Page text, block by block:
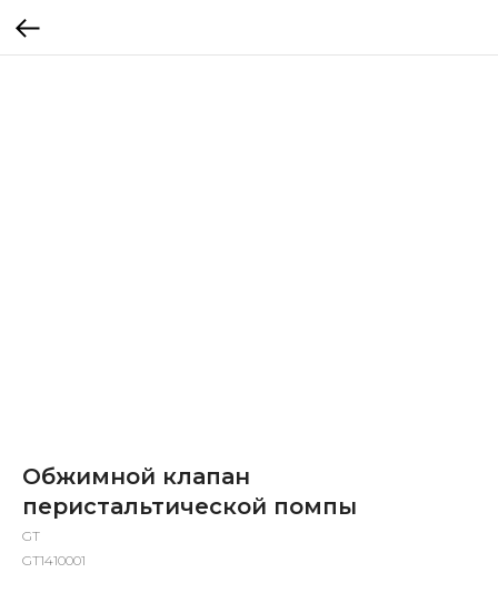
Обжимной клапан
перистальтической помпы
GT
GT1410001